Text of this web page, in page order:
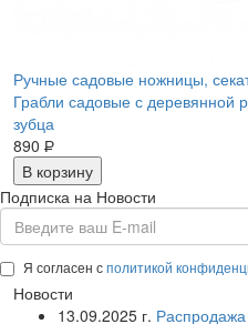
Ручные садовые ножницы,
Грабли садовые с деревянной
зубца
890 Р
В корзину
Подписка на Новости
Я согласен сполитикой
Новости
13.09.2025 г.